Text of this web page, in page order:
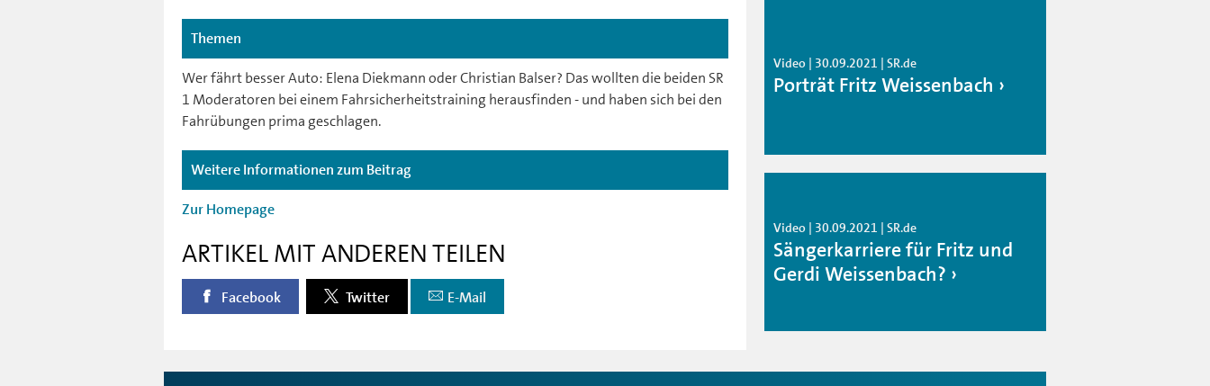
Themen
Wer fährt besser Auto: Elena Diekmann oder Christian Balser? Das wollten die beiden SR
1 Moderatoren bei einem Fahrsicherheitstraining herausfinden - und haben sich bei den
Fahrübungen prima geschlagen.
Weitere Informationen zum Beitrag
Zur Homepage
ARTIKEL MIT ANDEREN TEILEN
Facebook Twitter E-Mail
Video | 30.09.2021 | SR.de
Porträt Fritz Weissenbach
Video | 30.09.2021 | SR.de
Sängerkarriere für Fritz und
Gerdi Weissenbach?